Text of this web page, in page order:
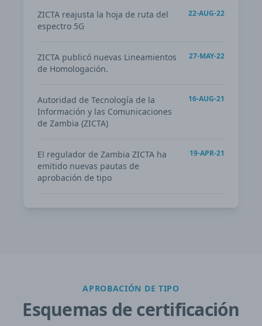
ZICTA reajusta la hoja de ruta del
espectro 5G
22-AUG-22
ZICTA publicó nuevas Lineamientos
de Homologación.
27-MAY-22
Autoridad de Tecnología de la
Información y las Comunicaciones
de Zambia (ZICTA)
16-AUG-21
El regulador de Zambia ZICTA ha
emitido nuevas pautas de
aprobación de tipo
19-APR-21
APROBACIÓN DE TIPO
Esquemas de certificación